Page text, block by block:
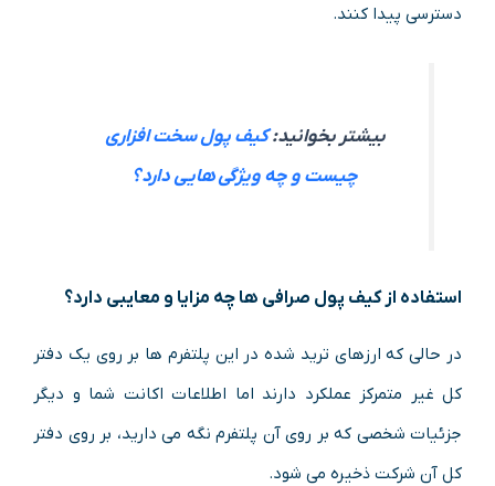
دسترسی پیدا کنند.
بیشتر بخوانید:کیف پول سخت افزاری
چیست و چه ویژگی هایی دارد؟
استفاده از کیف پول صرافی‌ ها چه مزایا و معایبی دارد؟
در حالی که ارزهای ترید شده در این پلتفرم ها بر روی یک دفتر
کل غیر متمرکز عملکرد دارند اما اطلاعات اکانت شما و دیگر
جزئیات شخصی که بر روی آن پلتفرم نگه می دارید، بر روی دفتر
کل آن شرکت ذخیره می شود.